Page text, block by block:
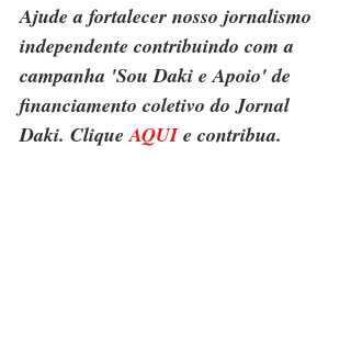
Ajude a fortalecer nosso jornalismo
independente contribuindo com a
campanha 'Sou Daki e Apoio' de
financiamento coletivo do Jornal
Daki. Clique AQUI e contribua.